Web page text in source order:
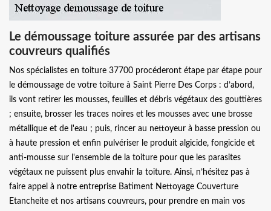
Le démoussage toiture assurée par des artisans
couvreurs qualifiés
Nos spécialistes en toiture 37700 procéderont étape par étape pour
le démoussage de votre toiture à Saint Pierre Des Corps : d’abord,
ils vont retirer les mousses, feuilles et débris végétaux des gouttières
; ensuite, brosser les traces noires et les mousses avec une brosse
métallique et de l'eau ; puis, rincer au nettoyeur à basse pression ou
à haute pression et enfin pulvériser le produit algicide, fongicide et
anti-mousse sur l'ensemble de la toiture pour que les parasites
végétaux ne puissent plus envahir la toiture. Ainsi, n’hésitez pas à
faire appel à notre entreprise Batiment Nettoyage Couverture
Etancheite et nos artisans couvreurs, pour prendre en main vos